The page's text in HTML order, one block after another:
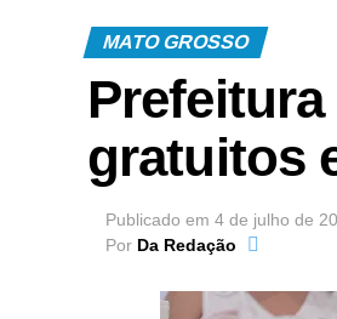
MATO GROSSO
gratuitos
Publicado em 4 de julho de
Por Da Redação